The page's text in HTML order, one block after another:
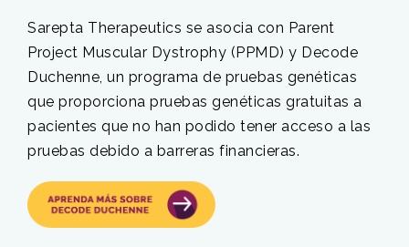
Sarepta Therapeutics se asocia con Parent
Project Muscular Dystrophy (PPMD) y Decode
Duchenne, un programa de pruebas genéticas
que proporciona pruebas genéticas gratuitas a
pacientes que no han podido tener acceso a las
pruebas debido a barreras financieras.